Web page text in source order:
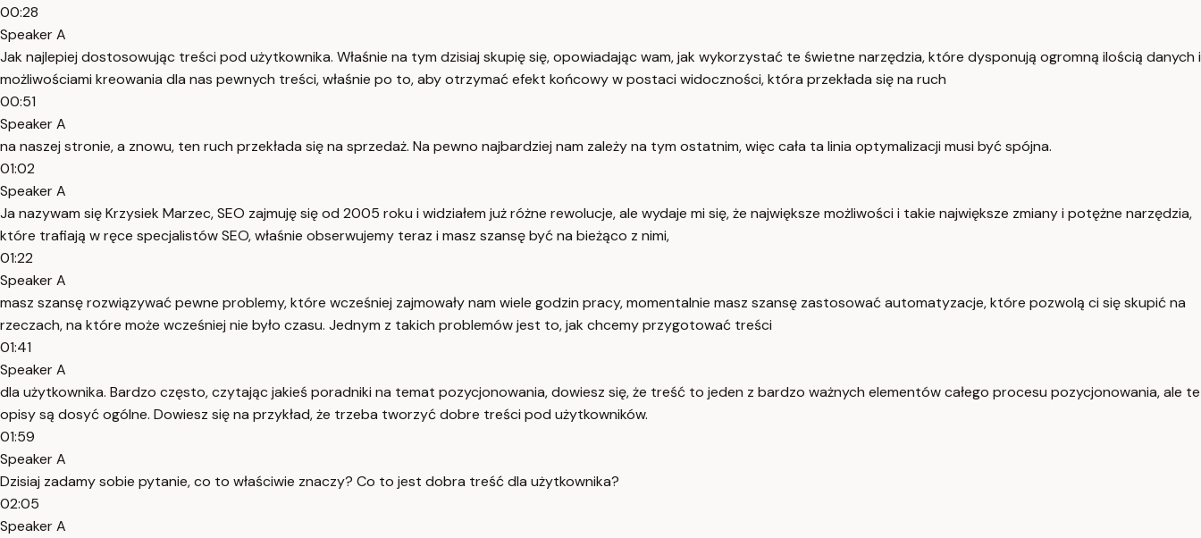
00:28
Speaker A
Jak najlepiej dostosowując treści pod użytkownika. Właśnie na tym dzisiaj skupię się, opowiadając wam, jak wykorzystać te świetne narzędzia, które dysponują ogromną ilością danych i
możliwościami kreowania dla nas pewnych treści, właśnie po to, aby otrzymać efekt końcowy w postaci widoczności, która przekłada się na ruch
00:51
Speaker A
na naszej stronie, a znowu, ten ruch przekłada się na sprzedaż. Na pewno najbardziej nam zależy na tym ostatnim, więc cała ta linia optymalizacji musi być spójna.
01:02
Speaker A
Ja nazywam się Krzysiek Marzec, SEO zajmuję się od 2005 roku i widziałem już różne rewolucje, ale wydaje mi się, że największe możliwości i takie największe zmiany i potężne narzędzia,
które trafiają w ręce specjalistów SEO, właśnie obserwujemy teraz i masz szansę być na bieżąco z nimi,
01:22
Speaker A
masz szansę rozwiązywać pewne problemy, które wcześniej zajmowały nam wiele godzin pracy, momentalnie masz szansę zastosować automatyzacje, które pozwolą ci się skupić na
rzeczach, na które może wcześniej nie było czasu. Jednym z takich problemów jest to, jak chcemy przygotować treści
01:41
Speaker A
dla użytkownika. Bardzo często, czytając jakieś poradniki na temat pozycjonowania, dowiesz się, że treść to jeden z bardzo ważnych elementów całego procesu pozycjonowania, ale te
opisy są dosyć ogólne. Dowiesz się na przykład, że trzeba tworzyć dobre treści pod użytkowników.
01:59
Speaker A
Dzisiaj zadamy sobie pytanie, co to właściwie znaczy? Co to jest dobra treść dla użytkownika?
02:05
Speaker A